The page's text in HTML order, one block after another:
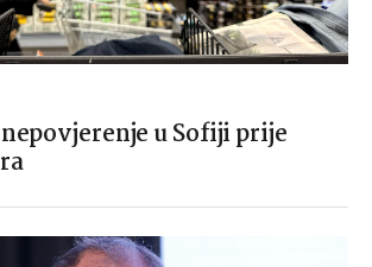
u Sofiji prije